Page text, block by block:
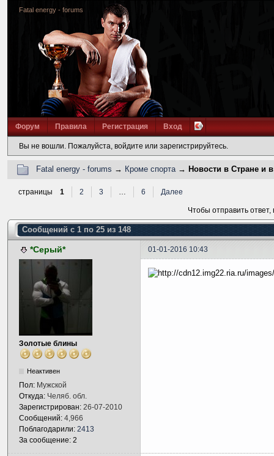
Fatal energy - forums
Форум Правила Регистрация Вход
Вы не вошли. Пожалуйста, войдите или зарегистрируйтесь.
Fatal energy - forums → Кроме спорта → Новости в Стране и
страницы 1 2 3 … 6 Далее
Чтобы отправить
Сообщений с 1 по 25 из 148
*Серый* 01-01-2016 10:43
Золотые блины
Неактивен
Пол: Мужской
Откуда: Челяб. обл.
Зарегистрирован: 26-07-2010
Сообщений: 4,966
Поблагодарили: 2413
За сообщение: 2